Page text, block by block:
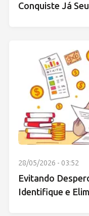
Conquiste Já
28/05/2026 - 03:52
Evitando
Identifique e